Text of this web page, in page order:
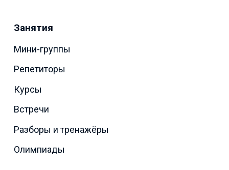
Занятия
Мини-группы
Репетиторы
Курсы
Встречи
Разборы и тренажёры
Олимпиады